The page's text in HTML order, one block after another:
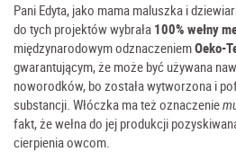
Pani Edyta, jako mama maluszka i
do tych projektów wybrała 100% wełny
międzynarodowym odznaczeniemOeko-
gwarantującym, że może być używana
noworodków, bo została wytworzona i
substancji. Włóczka ma też oznaczenie
fakt, że wełna do jej produkcji
cierpienia owcom.